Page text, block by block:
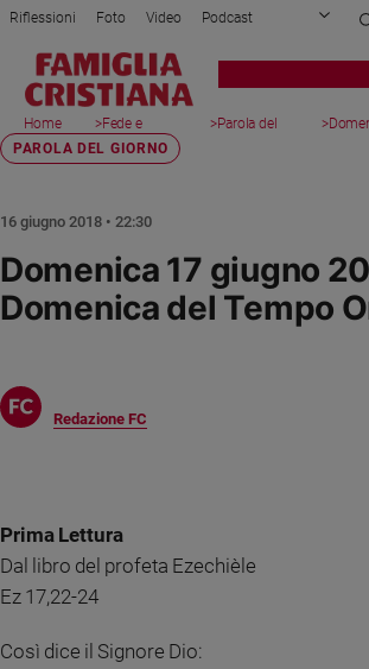
Attualità
Italia
Cronaca
Mondo
Legalità
e
Interviste
Chiesa
Chiesa
e
Riflessioni Foto Video Podcast
Privacy Policy Chi siamo
Registrati Redazione
Home
page
>Fede e
spiritualità
>Parola del
>
PAROLA DEL GIORNO
Domenica 17 giugno
Domenica del Tempo
Redazione FC
16 giugno 2018 • 22:30
Prima Lettura
Dal libro del profeta Ezechièle
Ez 17,22-24
Così dice il Signore Dio: